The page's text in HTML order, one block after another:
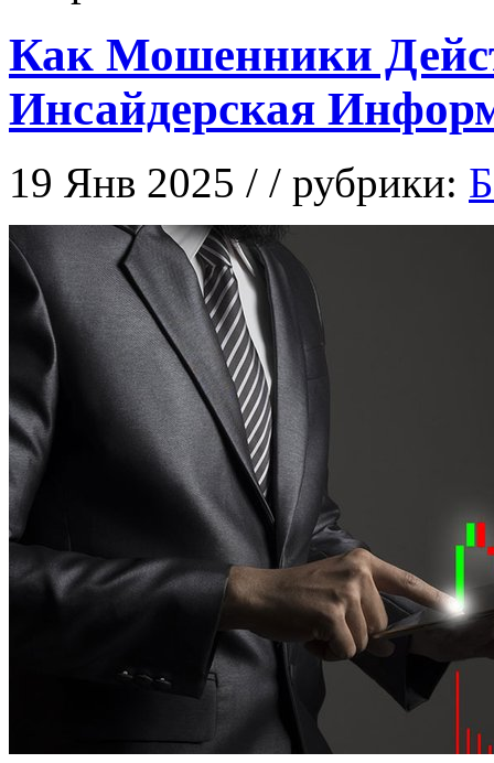
Как Мошенники
Инсайдерская
19 Янв 2025 / / рубрики: